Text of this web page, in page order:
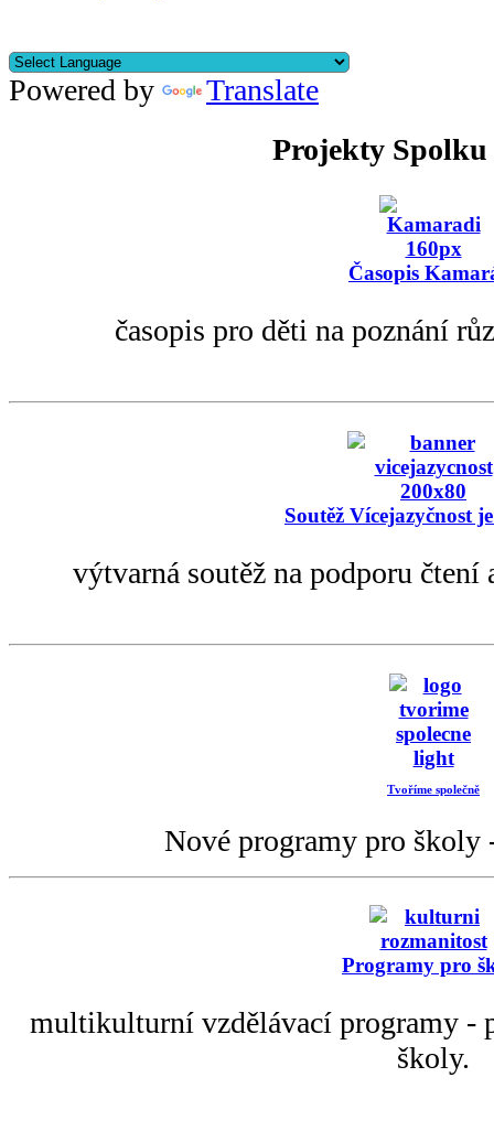
Powered by
Translate
Projekty Spolku
Časopis
časopis pro děti na poznání
Soutěž Vícejazyčnost
výtvarná soutěž na podporu
Tvoříme společně
Nové programy pro
Programy pro
multikulturní vzdělávací programy -
školy.